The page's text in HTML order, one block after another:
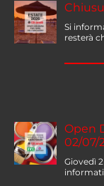
Si
resterà
Open
02/07/
Giovedì